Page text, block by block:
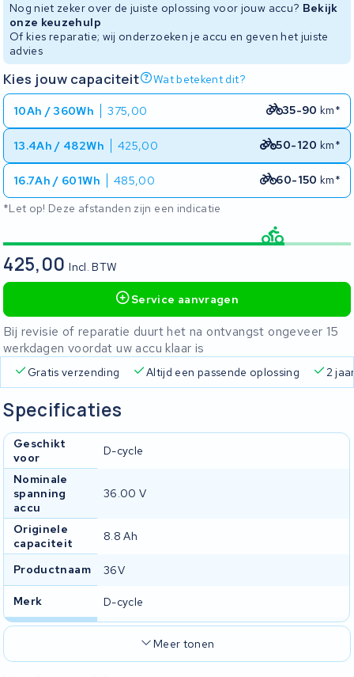
Nog niet zeker over de juiste oplossing voor jouw accu? Bekijk
onze keuzehulp
Of kies reparatie; wij onderzoeken je accu en geven het juiste
advies
Kies jouw capaciteit Wat betekent dit?
10Ah / 360Wh 375,00 35-90 km*
13.4Ah / 482Wh 425,00 50-120 km*
16.7Ah / 601Wh 485,00 60-150 km*
*Let op! Deze afstanden zijn een indicatie
425,00Incl. BTW
Service aanvragen
Bij revisie of reparatie duurt het na ontvangst ongeveer 15
werkdagen voordat uw accu klaar is
Gratis verzending Altijd een passende oplossing 2
Specificaties
Geschikt
voor
D-cycle
Nominale
spanning
accu
36.00 V
Originele
capaciteit
8.8 Ah
Productnaam 36V
Merk D-cycle
Meer tonen